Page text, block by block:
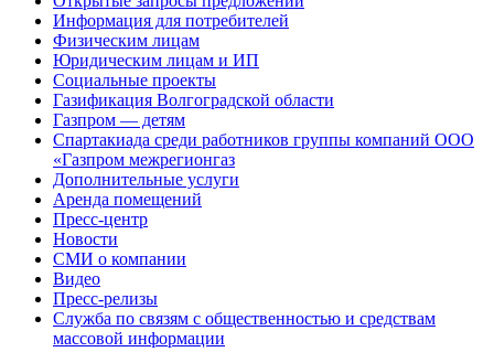
Информация для потребителей
Физическим лицам
Юридическим лицам и ИП
Социальные проекты
Газификация Волгоградской области
Газпром — детям
Спартакиада среди работников группы компаний ООО
«Газпром межрегионгаз
Дополнительные услуги
Аренда помещений
Пресс-центр
Новости
СМИ о компании
Видео
Пресс-релизы
Служба по связям с общественностью и средствам
массовой информации